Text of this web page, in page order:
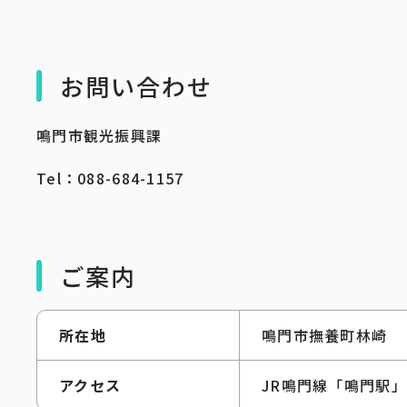
お問い合わせ
鳴門市観光振興課
Tel：088-684-1157
ご案内
所在地 鳴門市撫養町林崎
アクセス JR鳴門線「鳴門駅